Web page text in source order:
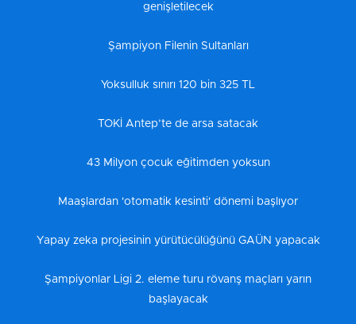
genişletilecek
Şampiyon Filenin Sultanları
Yoksulluk sınırı 120 bin 325 TL
TOKİ Antep’te de arsa satacak
43 Milyon çocuk eğitimden yoksun
Maaşlardan 'otomatik kesinti' dönemi başlıyor
Yapay zeka projesinin yürütücülüğünü GAÜN yapacak
Şampiyonlar Ligi 2. eleme turu rövanş maçları yarın
başlayacak